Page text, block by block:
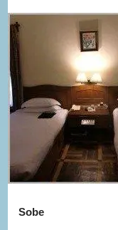
Sobe